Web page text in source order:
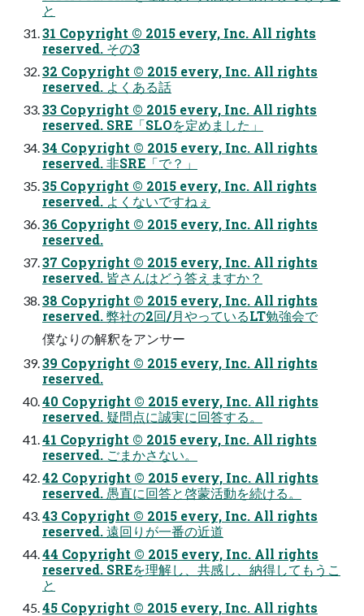
と
31 Copyright © 2015 every, Inc. All rights
reserved. その3
32 Copyright © 2015 every, Inc. All rights
reserved. よくある話
33 Copyright © 2015 every, Inc. All rights
reserved. SRE「SLOを定めました」
34 Copyright © 2015 every, Inc. All rights
reserved. 非SRE「で？」
35 Copyright © 2015 every, Inc. All rights
reserved. よくないですねぇ
36 Copyright © 2015 every, Inc. All rights
reserved.
37 Copyright © 2015 every, Inc. All rights
reserved. 皆さんはどう答えますか？
38 Copyright © 2015 every, Inc. All rights
reserved. 弊社の2回/月やっているLT勉強会で
僕なりの解釈をアンサー
39 Copyright © 2015 every, Inc. All rights
reserved.
40 Copyright © 2015 every, Inc. All rights
reserved. 疑問点に誠実に回答する。
41 Copyright © 2015 every, Inc. All rights
reserved. ごまかさない。
42 Copyright © 2015 every, Inc. All rights
reserved. 愚直に回答と啓蒙活動を続ける。
43 Copyright © 2015 every, Inc. All rights
reserved. 遠回りが一番の近道
44 Copyright © 2015 every, Inc. All rights
reserved. SREを理解し、共感し、納得してもうこ
と
45 Copyright © 2015 every, Inc. All rights